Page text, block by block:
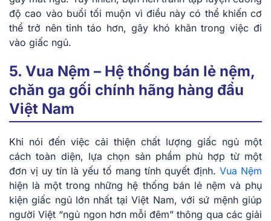
độ cao vào buổi tối muộn vì điều này có thể khiến cơ
thể trở nên tỉnh táo hơn, gây khó khăn trong việc đi
vào giấc ngủ.
5. Vua Nệm – Hệ thống bán lẻ nệm,
chăn ga gối chính hãng hàng đầu
Việt Nam
Khi nói đến việc cải thiện chất lượng giấc ngủ một
cách toàn diện, lựa chọn sản phẩm phù hợp từ một
đơn vị uy tín là yếu tố mang tính quyết định. Vua Nệm
hiện là một trong những hệ thống bán lẻ nệm và phụ
kiện giấc ngủ lớn nhất tại Việt Nam, với sứ mệnh giúp
người Việt “ngủ ngon hơn mỗi đêm” thông qua các giải